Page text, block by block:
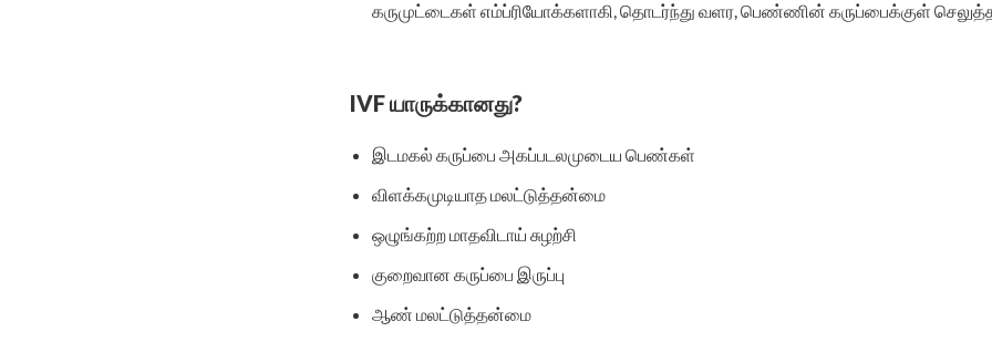
கருமுட்டைகள் எம்ப்ரியோக்களாகி, தொடர்ந்து வளர, பெண்ணின் கருப்பைக்குள்
IVF யாருக்கானது?
இடமகல் கருப்பை அகப்படலமுடைய பெண்கள்
விளக்கமுடியாத மலட்டுத்தன்மை
ஒழுங்கற்ற மாதவிடாய் சுழற்சி
குறைவான கருப்பை இருப்பு
ஆண் மலட்டுத்தன்மை